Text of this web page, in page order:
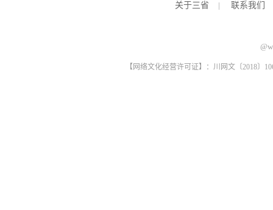
关于三省 | 联系我们
【网络文化经营许可证】：川网文〔2018